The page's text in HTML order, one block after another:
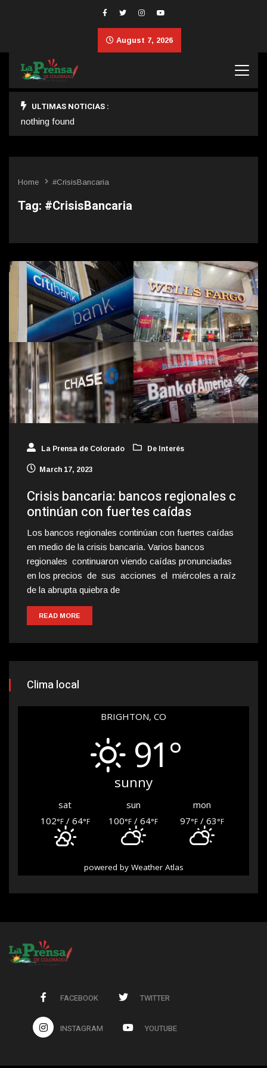
August 7, 2026
ULTIMAS NOTICIAS :
nothing found
Home #CrisisBancaria
Tag: #CrisisBancaria
La Prensa de Colorado De Interés
March 17, 2023
Crisis bancaria: bancos regionales c
ontinúan con fuertes caídas
Los bancos regionales continúan con fuertes caídas
en medio de la crisis bancaria. Varios bancos
regionales continuaron viendo caídas pronunciadas
en los precios de sus acciones el miércoles a raíz
de la abrupta quiebra de
READ MORE
Clima local
BRIGHTON, CO
91°
sunny
sat sun
mon
102°F/ 64°F 100°F / 64°F 97°F/ 63°F
powered by Weather Atlas
FACEBOOK TWITTER
INSTAGRAM YOUTUBE